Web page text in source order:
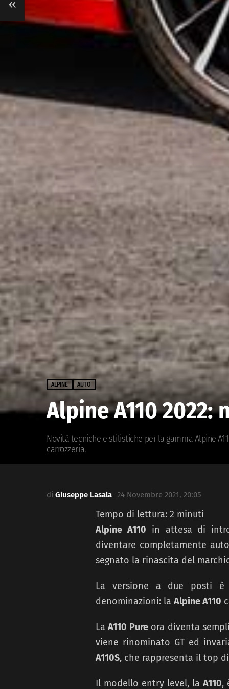
ALPINE AUTO
Alpine A110
Novità tecniche e stilistiche per la gamma Alpine
carrozzeria.
di Giuseppe Lasala 24 Novembre 2021, 20:05
Tempo di lettura: 2 minuti
Alpine A110 in attesa di
diventare completamente
segnato la rinascita del
La versione a due posti
denominazioni: la Alpine A110
LaA110 Pureora diventa
viene rinominato GT ed
A110S, che rappresenta il top
Il modello entry level, la A110,